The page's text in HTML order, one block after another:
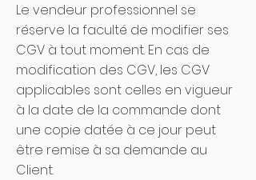
Le vendeur professionnel se
réserve la faculté de modifier ses
CGV à tout moment. En cas de
modification des CGV, les CGV
applicables sont celles en vigueur
à la date de la commande dont
une copie datée à ce jour peut
être remise à sa demande au
Client.